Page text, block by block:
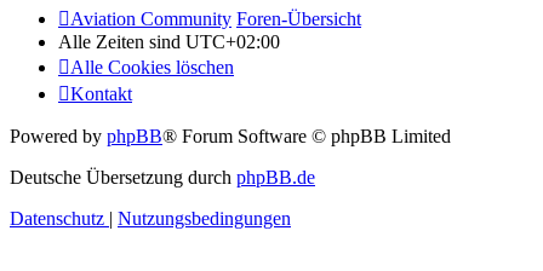
Aviation Community Foren-Übersicht
Alle Zeiten sind UTC+02:00
Alle Cookies löschen
Kontakt
Powered by phpBB® Forum Software © phpBB Limited
Deutsche Übersetzung durch phpBB.de
Datenschutz
Nutzungsbedingungen